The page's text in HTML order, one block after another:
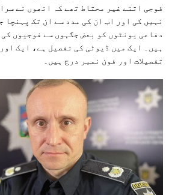
فوجی اتنے غیر محتاط تھے کہ انھوں نے
نہیں کی اور اب ان کی مدد سے ان تک پہنچا
دفاعی یونٹوں کو بعض جگہوں سے فوجیوں
ہیں۔ ایک میں ڈیوٹی کی تفصیل ہے، ایک
تفصیلات اور فون نمبر درج ہیں۔